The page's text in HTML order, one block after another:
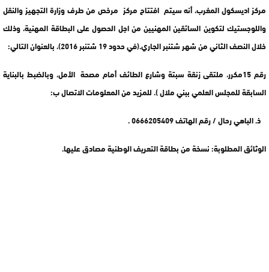
مركز اديسكول المغرب، أنه سيتم افتتاح مركز مرخص من طرف وزارة التجهيز والنقل
واللوجستيك لتكوين السائقين المهنيين من اجل الحصول على البطاقة المهنية، وذلك
خلال النصف الثاني من شهر شتنبر الجاري.(في حدود 19 شتنبر 2016)، بالعنوان التالي:
رقم 15مكرر، ملتقى زنقة سبتة وشارع الطائف أمام مصحة الأمل، وبالضبط بالبناية
السابقة للمجلس العلمي ببني ملال ). للمزيد من المعلومات الاتصال ب:
ذ. الباهي رحال / رقم الهاتف 0666205409 .
الوثائق المطلوبة: نسخة من بطاقة التعريف الوطنية مصادق عليها.